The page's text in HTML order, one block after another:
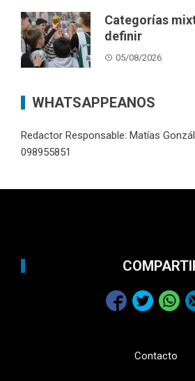
Categorías
definir
05/08/2026
WHATSAPPEANOS
Redactor Responsable: Matías
098955851
Contacto